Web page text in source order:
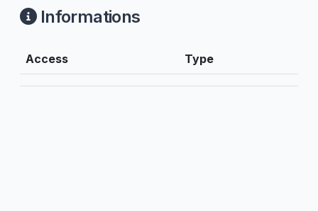
Informations
Access Type